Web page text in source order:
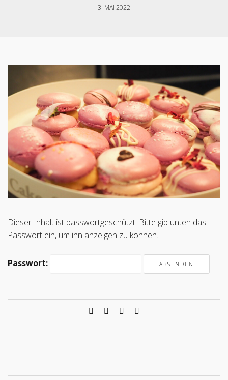
3. MAI 2022
Dieser Inhalt ist passwortgeschützt. Bitte gib unten das
Passwort ein, um ihn anzeigen zu können.
Passwort: